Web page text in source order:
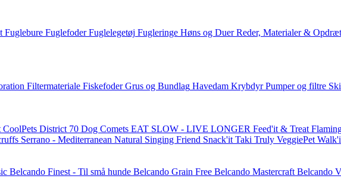
Fuglebure Fuglefoder Fuglelegetøj Fugleringe Høns og Duer Reder, Materialer & Opdræt
Filtermateriale Fiskefoder Grus og Bundlag Havedam Krybdyr Pumper og filtre
CoolPets District 70 Dog Comets EAT SLOW - LIVE LONGER Feed'it & Treat
Serrano - Mediterranean Natural Singing Friend Snack'it Taki Truly VeggiePet
Belcando Finest - Til små hunde Belcando Grain Free Belcando Mastercraft Belcando